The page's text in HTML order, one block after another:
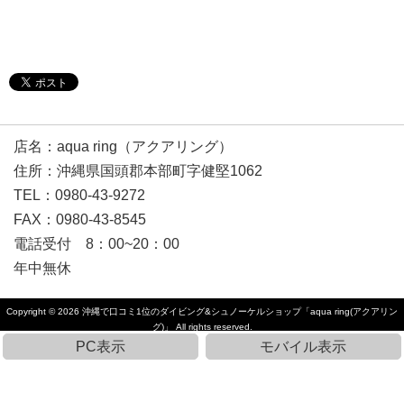
店名：aqua ring（アクアリング）
住所：沖縄県国頭郡本部町字健堅1062
TEL：0980-43-9272
FAX：0980-43-8545
電話受付 8：00~20：00
年中無休
Copyright © 2026 沖縄で口コミ1位のダイビング&シュノーケルショップ「aqua ring(アクアリン
グ)」
All rights reserved.
PC表示 モバイル表示